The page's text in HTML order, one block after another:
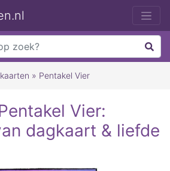
» Pentakel Vier
Vier:
dagkaart & liefde